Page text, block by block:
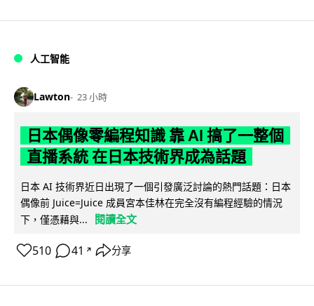
人工智能
Lawton 23 小時
日本偶像零編程知識 靠 AI 搞了一整個
直播系統 在日本技術界成為話題
日本 AI 技術界近日出現了一個引發廣泛討論的熱門話題：日本
偶像前 Juice=Juice 成員宮本佳林在完全沒有編程經驗的情況
下，僅憑藉與...
閱讀全文
510 41 ↗ 分享